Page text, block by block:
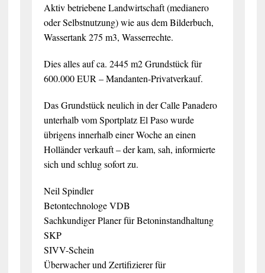
Aktiv betriebene Landwirtschaft (medianero
oder Selbstnutzung) wie aus dem Bilderbuch,
Wassertank 275 m3, Wasserrechte.
Dies alles auf ca. 2445 m2 Grundstück für
600.000 EUR – Mandanten-Privatverkauf.
Das Grundstück neulich in der Calle Panadero
unterhalb vom Sportplatz El Paso wurde
übrigens innerhalb einer Woche an einen
Holländer verkauft – der kam, sah, informierte
sich und schlug sofort zu.
Neil Spindler
Betontechnologe VDB
Sachkundiger Planer für Betoninstandhaltung
SKP
SIVV-Schein
Überwacher und Zertifizierer für